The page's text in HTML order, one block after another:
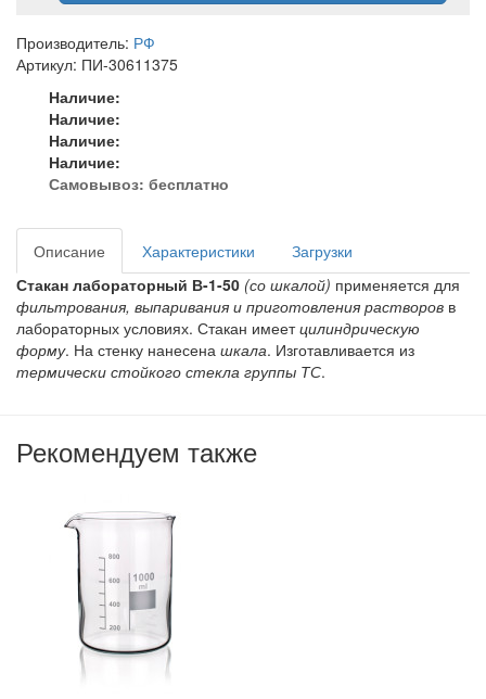
Производитель: РФ
Артикул: ПИ-30611375
Наличие:
Наличие:
Наличие:
Наличие:
Самовывоз: бесплатно
Описание Характеристики
Загрузки
Стакан лабораторный В-1-50 (со шкалой) применяется для
фильтрования, выпаривания и приготовления растворов в
лабораторных условиях. Стакан имеетцилиндрическую
форму. На стенку нанесена шкала. Изготавливается из
термически стойкого стекла группы ТС.
Рекомендуем также